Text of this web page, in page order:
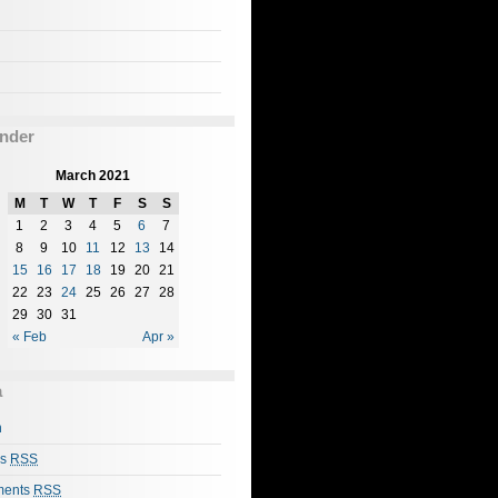
March 2021
M
T W T F S S
« Feb Apr »
1 2 3 4 5 6
7
8
9 10 11 12 13
14
15
16 17 18 19 20
21
22
23 24 25 26 27
28
29
30 31
RSS
RSS